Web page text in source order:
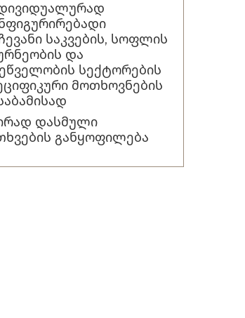
საკვების, სოფლის
და
სექტორების
მოთხოვნების
დასმული
განყოფილება